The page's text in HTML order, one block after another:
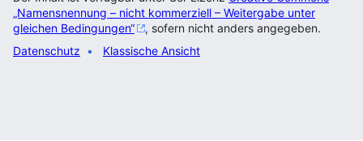
„Namensnennung – nicht kommerziell – Weitergabe unter
gleichen Bedingungen“
, sofern nicht anders angegeben.
Datenschutz
Klassische Ansicht